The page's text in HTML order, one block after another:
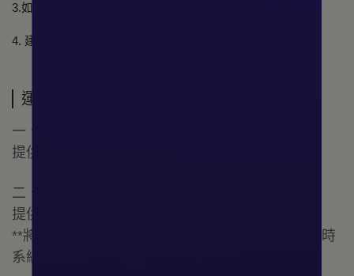
3.如誤入眼睛，請立即用清水沖洗。
4. 建議於通風良好的環境中使用，避免直接吸入。
運送方式
一、臺灣本島：
提供宅配、超商取貨服務，快速安全放心。
二、國際配送：
提供多個國家配送，購物權益不受距離影響。
**將會依照不同地區與商品總重量另寄運費，結帳時
系統會自動換算運費金額。